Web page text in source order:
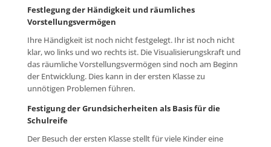
Festlegung der Händigkeit und räumliches
Vorstellungsvermögen
Ihre Händigkeit ist noch nicht festgelegt. Ihr ist noch nicht
klar, wo links und wo rechts ist. Die Visualisierungskraft und
das räumliche Vorstellungsvermögen sind noch am Beginn
der Entwicklung. Dies kann in der ersten Klasse zu
unnötigen Problemen führen.
Festigung der Grundsicherheiten als Basis für die
Schulreife
Der Besuch der ersten Klasse stellt für viele Kinder eine